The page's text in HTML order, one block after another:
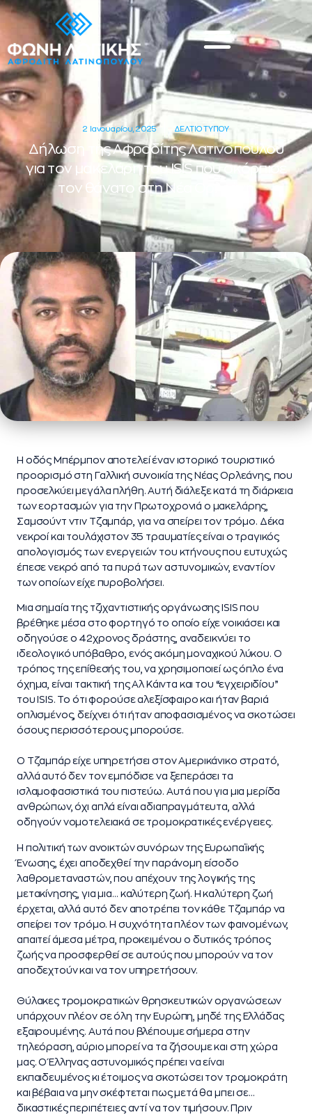
2 Ιανουαρίου, 2025 ΔΕΛΤΙΟ ΤΥΠΟΥ
Δήλωση της Αφροδίτης Λατινοπούλου
για τον μακελάρη του ISIS που σκόρπισε
τον θάνατο στη Νέα Ορλεάνη
Η οδός Μπέρμπον αποτελεί έναν ιστορικό τουριστικό
προορισμό στη Γαλλική συνοικία της Νέας Ορλεάνης, που
προσελκύει μεγάλα πλήθη. Αυτή διάλεξε κατά τη διάρκεια
των εορτασμών για την Πρωτοχρονιά ο μακελάρης,
Σαμσούντ ντιν Τζαμπάρ, για να σπείρει τον τρόμο. Δέκα
νεκροί και τουλάχιστον 35 τραυματίες είναι ο τραγικός
απολογισμός των ενεργειών του κτήνους που ευτυχώς
έπεσε νεκρό από τα πυρά των αστυνομικών, εναντίον
των οποίων είχε πυροβολήσει.
Μια σημαία της τζιχαντιστικής οργάνωσης ISIS που
βρέθηκε μέσα στο φορτηγό το οποίο είχε νοικιάσει και
οδηγούσε ο 42χρονος δράστης, αναδεικνύει το
ιδεολογικό υπόβαθρο, ενός ακόμη μοναχικού λύκου. Ο
τρόπος της επίθεσής του, να χρησιμοποιεί ως όπλο ένα
όχημα, είναι τακτική της Αλ Κάιντα και του “εγχειριδίου”
του ISIS. Το ότι φορούσε αλεξίσφαιρο και ήταν βαριά
οπλισμένος, δείχνει ότι ήταν αποφασισμένος να σκοτώσει
όσους περισσότερους μπορούσε.
Ο Τζαμπάρ είχε υπηρετήσει στον Αμερικάνικο στρατό,
αλλά αυτό δεν τον εμπόδισε να ξεπεράσει τα
ισλαμοφασιστικά του πιστεύω. Αυτά που για μια μερίδα
ανθρώπων, όχι απλά είναι αδιαπραγμάτευτα, αλλά
οδηγούν νομοτελειακά σε τρομοκρατικές ενέργειες.
Η πολιτική των ανοικτών συνόρων της Ευρωπαϊκής
Ένωσης, έχει αποδεχθεί την παράνομη είσοδο
λαθρομεταναστών, που απέχουν της λογικής της
μετακίνησης, για μια… καλύτερη ζωή. Η καλύτερη ζωή
έρχεται, αλλά αυτό δεν αποτρέπει τον κάθε Τζαμπάρ να
σπείρει τον τρόμο. Η συχνότητα πλέον των φαινομένων,
απαιτεί άμεσα μέτρα, προκειμένου ο δυτικός τρόπος
ζωής να προσφερθεί σε αυτούς που μπορούν να τον
αποδεχτούν και να τον υπηρετήσουν.
Θύλακες τρομοκρατικών θρησκευτικών οργανώσεων
υπάρχουν πλέον σε όλη την Ευρώπη, μηδέ της Ελλάδας
εξαιρουμένης. Αυτά που βλέπουμε σήμερα στην
τηλεόραση, αύριο μπορεί να τα ζήσουμε και στη χώρα
μας. Ο Έλληνας αστυνομικός πρέπει να είναι
εκπαιδευμένος κι έτοιμος να σκοτώσει τον τρομοκράτη
και βέβαια να μην σκέφτεται πως μετά θα μπει σε…
δικαστικές περιπέτειες αντί να τον τιμήσουν. Πριν